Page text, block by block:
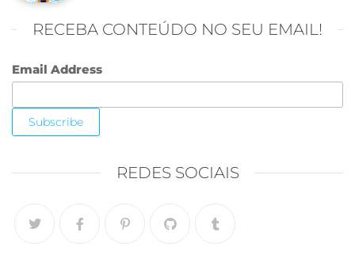
RECEBA CONTEÚDO NO SEU EMAIL!
Email Address
REDES SOCIAIS